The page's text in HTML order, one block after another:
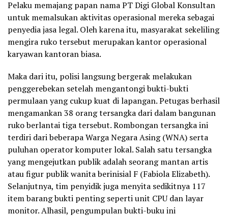
Pelaku memajang papan nama PT Digi Global Konsultan
untuk memalsukan aktivitas operasional mereka sebagai
penyedia jasa legal. Oleh karena itu, masyarakat sekeliling
mengira ruko tersebut merupakan kantor operasional
karyawan kantoran biasa.
Maka dari itu, polisi langsung bergerak melakukan
penggerebekan setelah mengantongi bukti-bukti
permulaan yang cukup kuat di lapangan. Petugas berhasil
mengamankan 38 orang tersangka dari dalam bangunan
ruko berlantai tiga tersebut. Rombongan tersangka ini
terdiri dari beberapa Warga Negara Asing (WNA) serta
puluhan operator komputer lokal. Salah satu tersangka
yang mengejutkan publik adalah seorang mantan artis
atau figur publik wanita berinisial F (Fabiola Elizabeth).
Selanjutnya, tim penyidik juga menyita sedikitnya 117
item barang bukti penting seperti unit CPU dan layar
monitor. Alhasil, pengumpulan bukti-buku ini